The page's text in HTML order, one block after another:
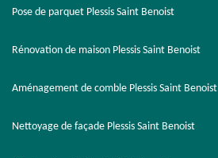
Pose de parquet Plessis Saint Benoist
Rénovation de maison Plessis Saint Benoist
Aménagement de comble Plessis Saint Benoist
Nettoyage de façade Plessis Saint Benoist